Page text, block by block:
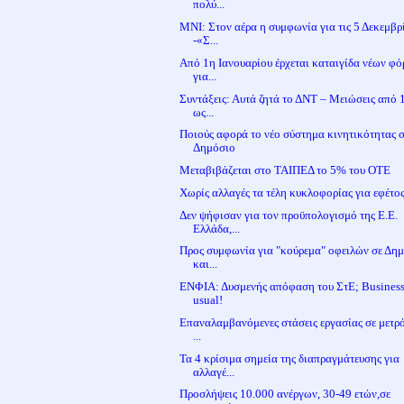
πολύ...
MNI: Στον αέρα η συμφωνία για τις 5
-«Σ...
Από 1η Ιανουαρίου έρχεται καταιγίδα νέων
για...
Συντάξεις: Αυτά ζητά το ΔΝΤ – Μειώσεις από
ως...
Ποιούς αφορά το νέο σύστημα κινητικότητας
Δημόσιο
Μεταβιβάζεται στο ΤΑΙΠΕΔ το 5% του ΟΤΕ
Χωρίς αλλαγές τα τέλη κυκλοφορίας για εφέτος
Δεν ψήφισαν για τον προϋπολογισμό της Ε.Ε.
Ελλάδα,...
Προς συμφωνία για "κούρεμα" οφειλών σε
και...
ΕΝΦΙΑ: Δυσμενής απόφαση του ΣτΕ;
usual!
Επαναλαμβανόμενες στάσεις εργασίας σε
Τα 4 κρίσιμα σημεία της διαπραγμάτευσης για
αλλαγέ...
Προσλήψεις 10.000 ανέργων, 30-49 ετών,σε